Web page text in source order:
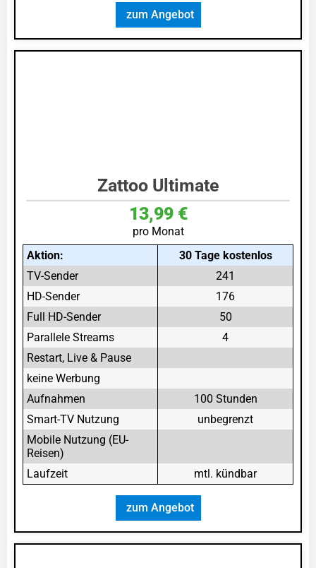
zum Angebot
Zattoo Ultimate
13,99 €
pro Monat
Aktion:
30 Tage kostenlos
TV-Sender
241
HD-Sender
176
Full HD-Sender
50
Parallele Streams
4
Restart, Live & Pause
keine Werbung
Aufnahmen
100 Stunden
Smart-TV Nutzung
unbegrenzt
Mobile Nutzung (EU-
Reisen)
Laufzeit
mtl. kündbar
zum Angebot